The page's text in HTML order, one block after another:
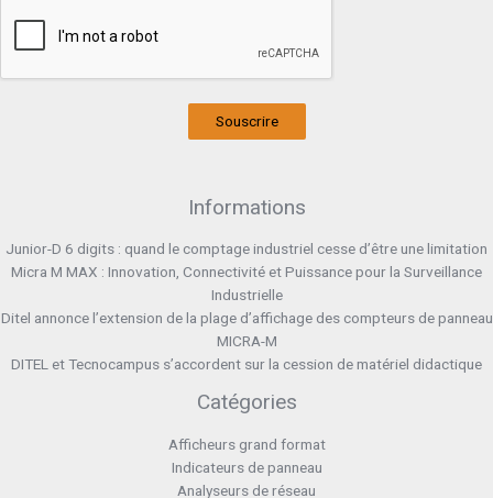
Souscrire
Informations
Junior-D 6 digits : quand le comptage industriel cesse d’être une limitation
Micra M MAX : Innovation, Connectivité et Puissance pour la Surveillance
Industrielle
Ditel annonce l’extension de la plage d’affichage des compteurs de panneau
MICRA-M
DITEL et Tecnocampus s’accordent sur la cession de matériel didactique
Catégories
Afficheurs grand format
Indicateurs de panneau
Analyseurs de réseau